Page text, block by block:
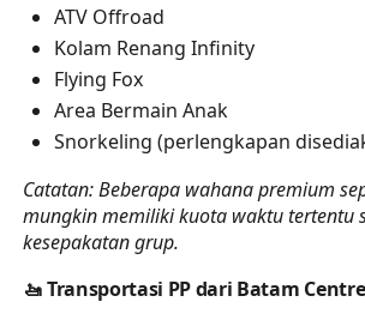
ATV Offroad
Kolam Renang Infinity
Flying Fox
Area Bermain Anak
Snorkeling (perlengkapan
Catatan: Beberapa wahana premium
mungkin memiliki kuota waktu tertentu
kesepakatan grup.
🚤Transportasi PP dari Batam Centre